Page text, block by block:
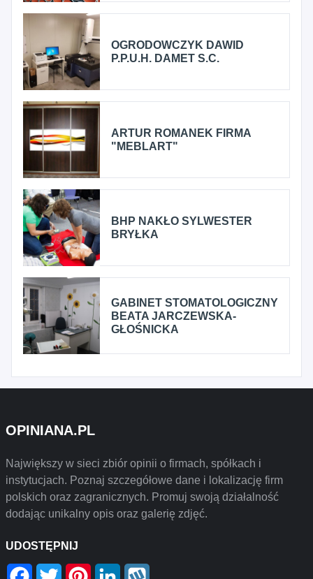
OGRODOWCZYK DAWID
P.P.U.H. DAMET S.C.
ARTUR ROMANEK FIRMA
"MEBLART"
BHP NAKŁO SYLWESTER
BRYŁKA
GABINET STOMATOLOGICZNY
BEATA JARCZEWSKA-
GŁOŚNICKA
OPINIANA.PL
Największy w sieci zbiór opinii o firmach, spółkach i
instytucjach. Poznaj szczegółowe dane i lokalizację firm
polskich oraz zagranicznych. Promuj swoją działalność
dodając unikalny opis oraz galerię zdjęć.
UDOSTĘPNIJ
Facebook
Twitter PinterestLinkedIn